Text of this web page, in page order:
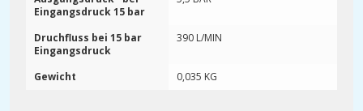
Eingangsdruck 15 bar
Druchfluss bei 15 bar
Eingangsdruck
390 L/MIN
Gewicht 0,035 KG